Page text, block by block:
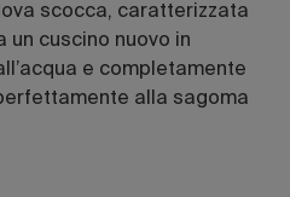
scocca, caratterizzata
un cuscino nuovo in
e completamente
alla sagoma